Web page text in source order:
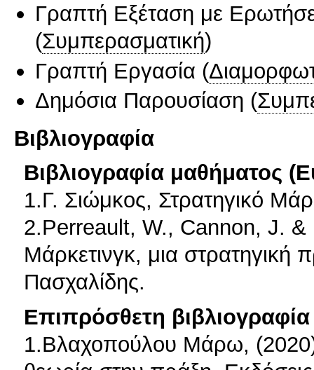
Γραπτή Εξέταση με
(Συμπερασματική)
Γραπτή Εργασία (
Δημόσια Παρουσίαση (
Βιβλιογραφία
Βιβλιογραφία μαθήματος
1.Γ. Σιώμκος, Στρατηγικό
2.Perreault, W., Cannon, J. &
Μάρκετινγκ, μια στρατηγική
Πασχαλίδης.
Επιπρόσθετη βιβλιογραφία
1.Βλαχοπούλου Μάρω,